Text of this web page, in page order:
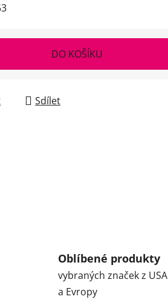
DO KOŠÍKU
Sdílet
Oblíbené produkty
vybraných značek z USA
a Evropy